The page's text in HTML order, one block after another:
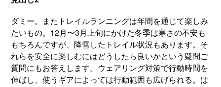
ダミー。またトレイルランニングは年間を通じて楽しみ
たいもの。12月〜3月上旬にかけた冬季は寒さの不安も
もちろんですが、降雪したトレイル状況もあります。そ
れらを安全に楽しむにはどうしたら良いかという疑問ご
質問にもお答えします。ウェアリング対策で行動時間を
伸ばし、使うギアによっては行動範囲も広げられる。は